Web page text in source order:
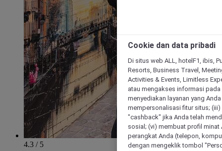
4.3 / 5
Cookie dan data pribadi
Di situs web ALL, hotelF1, ibis,
Resorts, Business Travel,
Activities & Events, Limitless
atau mengakses informasi
menyediakan layanan yang
mempersonalisasi fitur situs;
"cashback" jika Anda telah
sosial; (vi) membuat profil
perangkat Anda (telepon,
dengan mengeklik tombol